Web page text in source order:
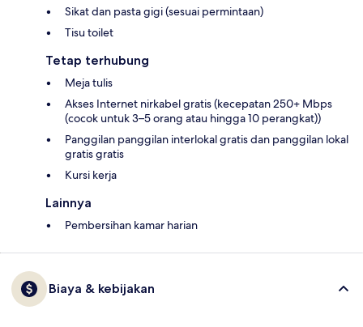
Sikat dan pasta gigi (sesuai permintaan)
Tisu toilet
Tetap terhubung
Meja tulis
Akses Internet nirkabel gratis (kecepatan 250+ Mbps
(cocok untuk 3–5 orang atau hingga 10 perangkat))
Panggilan panggilan interlokal gratis dan panggilan lokal
gratis gratis
Kursi kerja
Lainnya
Pembersihan kamar harian
Biaya & kebijakan